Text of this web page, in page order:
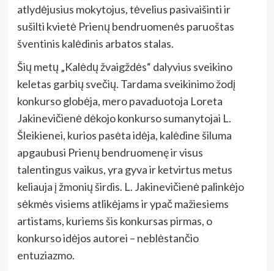
atlydėjusius mokytojus, tėvelius pasivaišinti ir
sušilti kvietė Prienų bendruomenės paruoštas
šventinis kalėdinis arbatos stalas.
Šių metų „Kalėdų žvaigždės“ dalyvius sveikino
keletas garbių svečių. Tardama sveikinimo žodį
konkurso globėja, mero pavaduotoja Loreta
Jakinevičienė dėkojo konkurso sumanytojai L.
Šleikienei, kurios pasėta idėja, kalėdine šiluma
apgaubusi Prienų bendruomenę ir visus
talentingus vaikus, yra gyva ir ketvirtus metus
keliauja į žmonių širdis. L. Jakinevičienė palinkėjo
sėkmės visiems atlikėjams ir ypač mažiesiems
artistams, kuriems šis konkursas pirmas, o
konkurso idėjos autorei – neblėstančio
entuziazmo.